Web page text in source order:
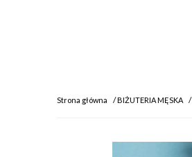
Strona główna BIŻUTERIA MĘSKA